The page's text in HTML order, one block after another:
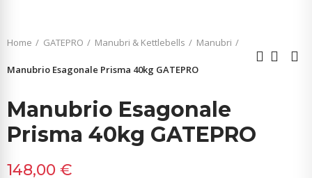
Home GATEPRO Manubri & Kettlebells Manubri
Manubrio Esagonale Prisma 40kg GATEPRO
Manubrio Esagonale
Prisma 40kg GATEPRO
148,00 €